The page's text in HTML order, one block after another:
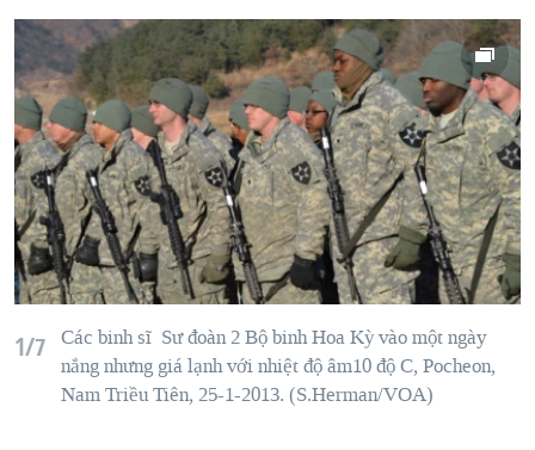
1/7 Các binh sĩ Sư đoàn 2 Bộ binh Hoa Kỳ vào một ngày
nắng nhưng giá lạnh với nhiệt độ âm10 độ C, Pocheon,
Nam Triều Tiên, 25-1-2013. (S.Herman/VOA)